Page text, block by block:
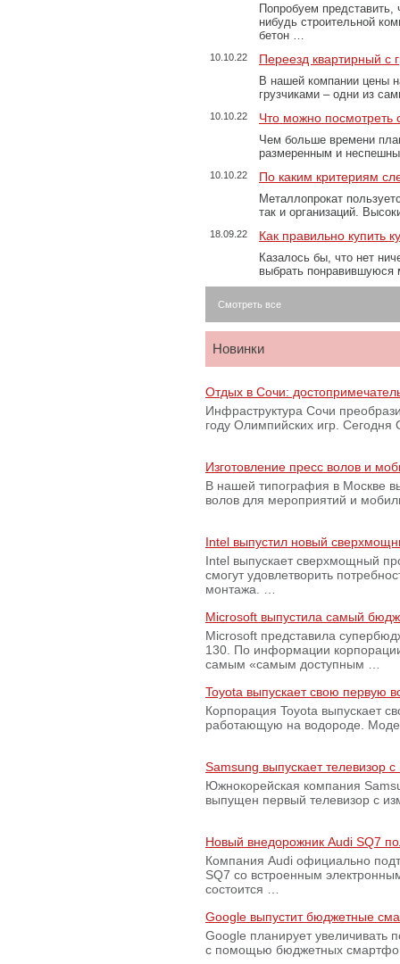
Попробуем представить,
нибудь строительной
бетон …
10.10.22 Переезд квартирный с
В нашей компании цены
грузчиками – одни из
10.10.22 Что можно посмотреть
Чем больше времени
размеренным и
10.10.22 По каким критериям
Металлопрокат
так и организаций.
18.09.22 Как правильно купить
Казалось бы, что нет
выбрать
Смотреть все
Новинки
Отдых в Сочи:
Инфраструктура Сочи
году Олимпийских игр.
Изготовление пресс волов и
В нашей типография в Москве
волов для мероприятий и
Intel выпустил новый
Intel выпускает сверхмощный
смогут удовлетворить
монтажа. …
Microsoft выпустила самый
Microsoft представила
130. По информации
самым «самым доступным …
Toyota выпускает свою первую
Корпорация Toyota выпускает
работающую на водороде.
Samsung выпускает телевизор
Южнокорейская компания
выпущен первый телевизор с
Новый внедорожник Audi SQ7
Компания Audi официально
SQ7 со встроенным
состоится …
Google выпустит бюджетные
Google планирует увеличивать
с помощью бюджетных